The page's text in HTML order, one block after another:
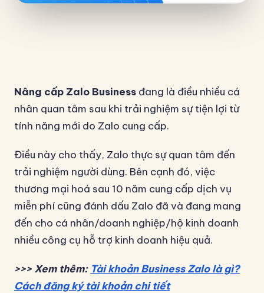
Nâng cấp Zalo Business đang là điều nhiều cá
nhân quan tâm sau khi trải nghiệm sự tiện lợi từ
tính năng mới do Zalo cung cấp.
Điều này cho thấy, Zalo thực sự quan tâm đến
trải nghiệm người dùng. Bên cạnh đó, việc
thương mại hoá sau 10 năm cung cấp dịch vụ
miễn phí cũng đánh dấu Zalo đã và đang mang
đến cho cá nhân/doanh nghiệp/hộ kinh doanh
nhiều công cụ hỗ trợ kinh doanh hiệu quả.
>>> Xem thêm: Tài khoản Business Zalo là gì?
Cách đăng ký tài khoản chi tiết